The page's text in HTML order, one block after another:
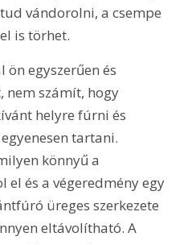
vándorolni, a csempe
is törhet.
egyszerűen és
nem számít, hogy
helyre fúrni és
tartani.
könnyű a
el és a végeredmény egy
üreges szerkezete
eltávolítható. A